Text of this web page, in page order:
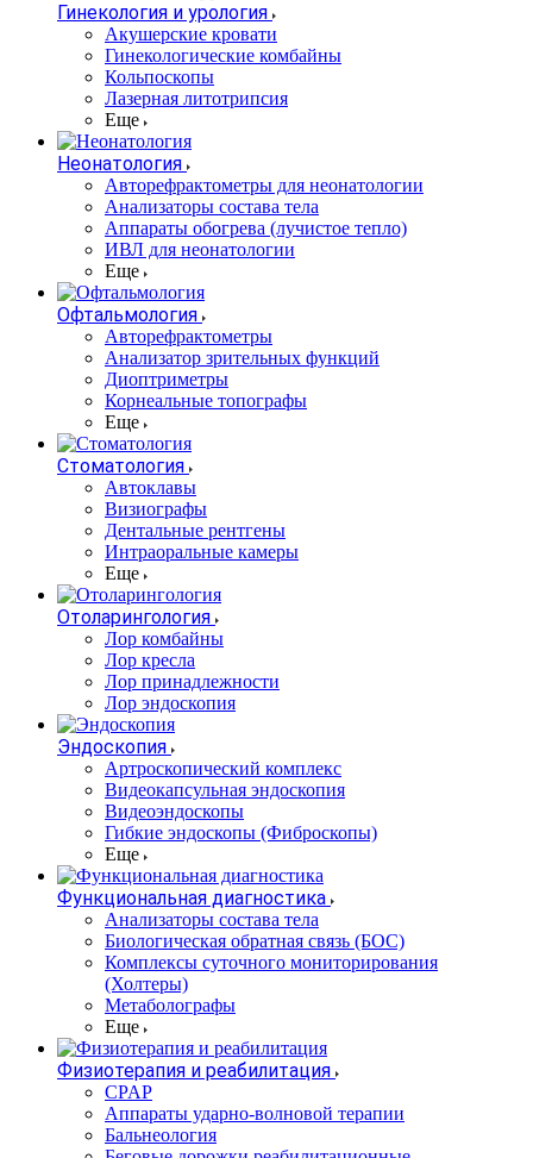
Гинекология и урология
Акушерские кровати
Гинекологические комбайны
Кольпоскопы
Лазерная литотрипсия
Еще
Неонатология
Авторефрактометры для неонатологии
Анализаторы состава тела
Аппараты обогрева (лучистое тепло)
ИВЛ для неонатологии
Еще
Офтальмология
Авторефрактометры
Анализатор зрительных функций
Диоптриметры
Корнеальные топографы
Еще
Стоматология
Автоклавы
Визиографы
Дентальные рентгены
Интраоральные камеры
Еще
Отоларингология
Лор комбайны
Лор кресла
Лор принадлежности
Лор эндоскопия
Эндоскопия
Артроскопический комплекс
Видеокапсульная эндоскопия
Видеоэндоскопы
Гибкие эндоскопы (Фиброcкопы)
Еще
Функциональная диагностика
Анализаторы состава тела
Биологическая обратная связь (БОС)
Комплексы суточного мониторирования
(Холтеры)
Метаболографы
Еще
Физиотерапия и реабилитация
CPAP
Аппараты ударно-волновой терапии
Бальнеология